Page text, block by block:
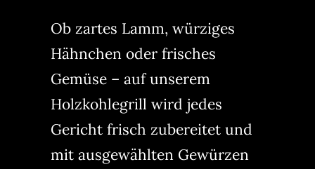
Ob zartes Lamm, würziges
Hähnchen oder frisches
Gemüse – auf unserem
Holzkohlegrill wird jedes
Gericht frisch zubereitet und
mit ausgewählten Gewürzen